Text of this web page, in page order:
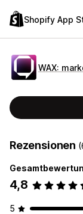
Shopify App
WAX:
Rezensionen
4,8
5